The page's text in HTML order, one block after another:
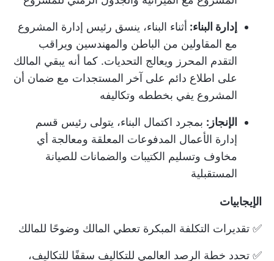
إدارة البناء: أثناء البناء، ينسق رئيس إدارة المشروع
مع المقاولين من الباطن والمهندسين ويراقب
التقدم المحرز ويعالج التحديات. كما أنه يبقي المالك
على اطلاع دائم على آخر المستجدات مع ضمان أن
المشروع يفي بخططه وتكاليفه
الإنجاز: بمجرد اكتمال البناء، يتولى رئيس قسم
إدارة الأعمال المدفوعات المعلقة ومعالجة أي
مخاوف وتسليم الكتيبات والضمانات للصيانة
المستقبلية
الإيجابيات
✅ تقديرات التكلفة المبكرة تعطي المالك وضوحًا للمالك
✅ تحدد خطة الرصد العالمي للتكاليف سقفًا للتكاليف،